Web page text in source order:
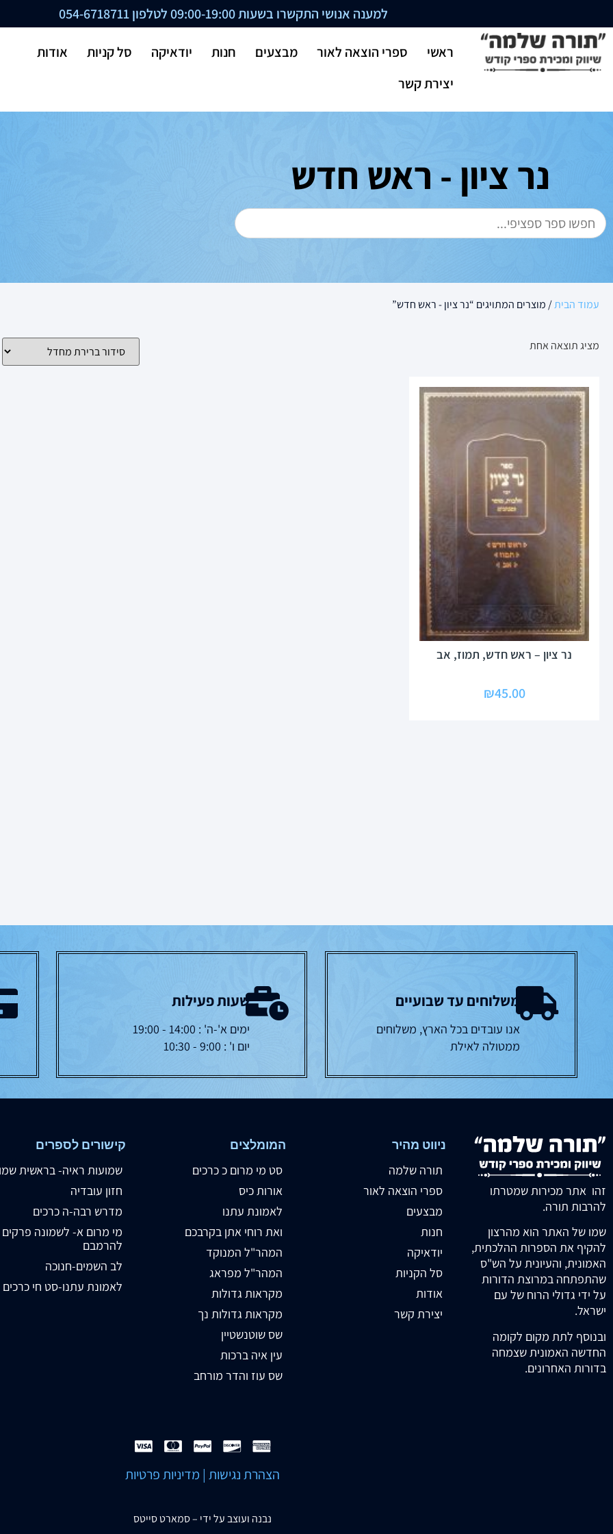
למענה אנושי התקשרו בשעות 09:00-19:00 לטלפון 054-6718711
ראשי ספרי הוצאה לאור מבצעים חנות יודאיקה סל קניות
אודות
יצירת קשר
נר ציון - ראש חדש
עמוד הבית/ מוצרים המתויגים “נר ציון - ראש חדש”
מציג תוצאה אחת
נר ציון – ראש חדש, תמוז, אב
₪45.00
משלוחים עד שבועיים
אנו עובדים בכל הארץ, משלוחים
ממטולה לאילת
שעות פעילות
ימים א'-ה' : 14:00 - 19:00
יום ו' : 9:00 - 10:30
זהו אתר מכירות שמטרתו
להרבות תורה.
שמו של האתר הוא מהרצון
להקיף את הספרות ההלכתית,
האמונית, והעיונית על הש"ס
שהתפתחה במרוצת הדורות
על ידי גדולי הרוח של עם
ישראל.
ובנוסף לתת מקום לקומה
החדשה האמונית שצמחה
בדורות האחרונים.
ניווט מהיר
תורה שלמה
ספרי הוצאה לאור
מבצעים
חנות
יודאיקה
סל הקניות
אודות
יצירת קשר
המומלצים
סט מי מרום כ כרכים
אורות כיס
לאמונת עתנו
ואת רוחי אתן בקרבכם
המהר"ל המנוקד
המהר"ל מפראג
מקראות גדולות
מקראות גדולות נך
שס שוטנשטיין
עין איה ברכות
שס עוז והדר מורחב
קישורים לספרים
שמועות ראיה- בראשית
חזון עובדיה
מדרש רבה-ה כרכים
מי מרום א- לשמונה פרקים
להרמבם
לב השמים-חנוכה
לאמונת עתנו-סט חי כרכים
הצהרת נגישות | מדיניות פרטיות
נבנה ועוצב על ידי –סמארט סייטס